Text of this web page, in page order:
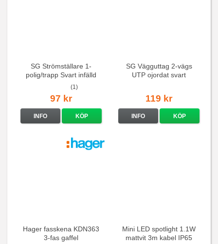
SG Strömställare 1-
polig/trapp Svart infälld
(1)
97 kr
INFO KÖP
SG Vägguttag 2-vägs
UTP ojordat svart
119 kr
INFO KÖP
Hager fasskena KDN363
3-fas gaffel
Mini LED spotlight 1.1W
mattvit 3m kabel IP65